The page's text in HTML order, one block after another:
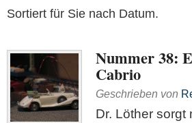
Sortiert für Sie nach Datum.
Nummer 38:
Cabrio
Geschrieben von
Dr. Löther sorgt